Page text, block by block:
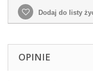
Dodaj do listy
OPINIE